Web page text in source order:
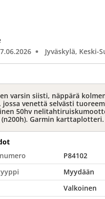
Jyväskylä, Keski-
varsin siisti, näppärä
jossa venettä selvästi
50hv
Garmin karttaplotteri.
P84102
Myydään
Valkoinen